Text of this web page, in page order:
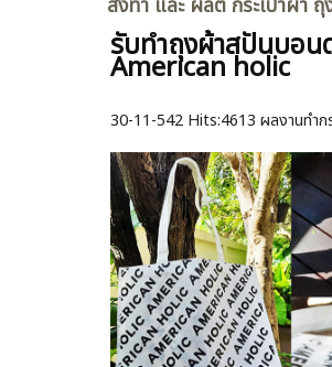
รับทำถุงผ้าสปันบอ
American holic
30-11-542 Hits:4613 ผลงานทำก